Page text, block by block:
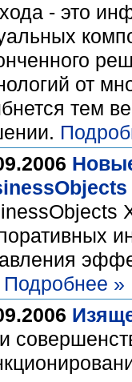
- это
от
тем
Подробнее »